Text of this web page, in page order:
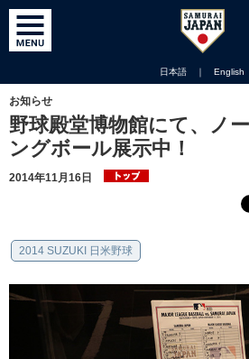
日本語 ｜ English
お知らせ
野球殿堂博物館にて、ノ
ングボール展示中！
2014年11月16日
2014 SUZUKI 日米野球